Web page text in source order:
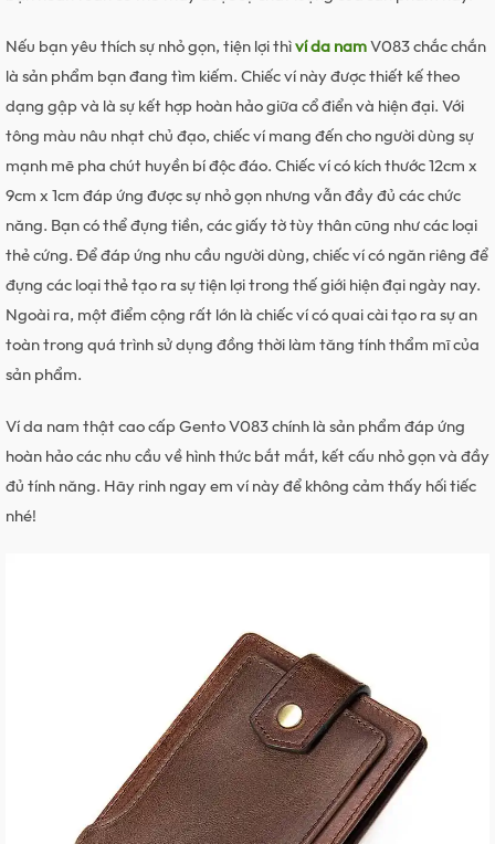
Nếu bạn yêu thích sự nhỏ gọn, tiện lợi thìví da namV083 chắc chắn
là sản phẩm bạn đang tìm kiếm. Chiếc ví này được thiết kế theo
dạng gập và là sự kết hợp hoàn hảo giữa cổ điển và hiện đại. Với
tông màu nâu nhạt chủ đạo, chiếc ví mang đến cho người dùng sự
mạnh mẽ pha chút huyền bí độc đáo. Chiếc ví có kích thước 12cm x
9cm x 1cm đáp ứng được sự nhỏ gọn nhưng vẫn đầy đủ các chức
năng. Bạn có thể đựng tiền, các giấy tờ tùy thân cũng như các loại
thẻ cứng. Để đáp ứng nhu cầu người dùng, chiếc ví có ngăn riêng để
đựng các loại thẻ tạo ra sự tiện lợi trong thế giới hiện đại ngày nay.
Ngoài ra, một điểm cộng rất lớn là chiếc ví có quai cài tạo ra sự an
toàn trong quá trình sử dụng đồng thời làm tăng tính thẩm mĩ của
sản phẩm.
Ví da nam thật cao cấp Gento V083 chính là sản phẩm đáp ứng
hoàn hảo các nhu cầu về hình thức bắt mắt, kết cấu nhỏ gọn và đầy
đủ tính năng. Hãy rinh ngay em ví này để không cảm thấy hối tiếc
nhé!